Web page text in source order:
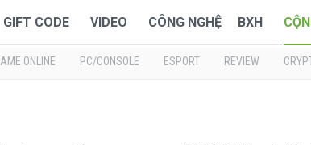
GIFT CODE VIDEO CÔNG NGHỆ BXH
ONLINE PC/CONSOLE ESPORT REVIEW